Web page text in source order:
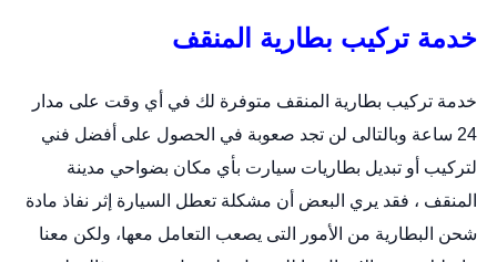
خدمة تركيب بطارية المنقف
خدمة تركيب بطارية المنقف متوفرة لك في أي وقت على مدار
24 ساعة وبالتالى لن تجد صعوبة في الحصول على أفضل فني
لتركيب أو تبديل بطاريات سيارت بأي مكان بضواحي مدينة
المنقف ، فقد يري البعض أن مشكلة تعطل السيارة إثر نفاذ مادة
شحن البطارية من الأمور التى يصعب التعامل معها، ولكن معنا